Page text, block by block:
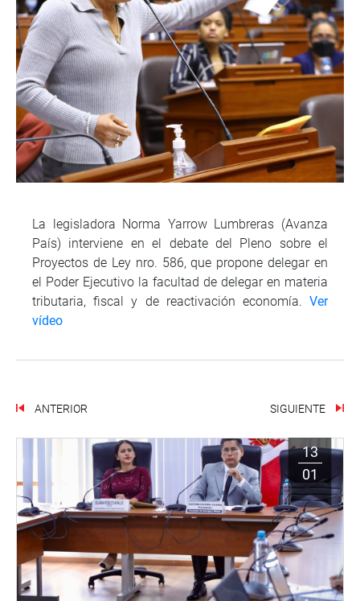
La legisladora Norma Yarrow Lumbreras (Avanza
País) interviene en el debate del Pleno sobre el
Proyectos de Ley nro. 586, que propone delegar en
el Poder Ejecutivo la facultad de delegar en materia
tributaria, fiscal y de reactivación economía. Ver
vídeo
ANTERIOR SIGUIENTE
13
01